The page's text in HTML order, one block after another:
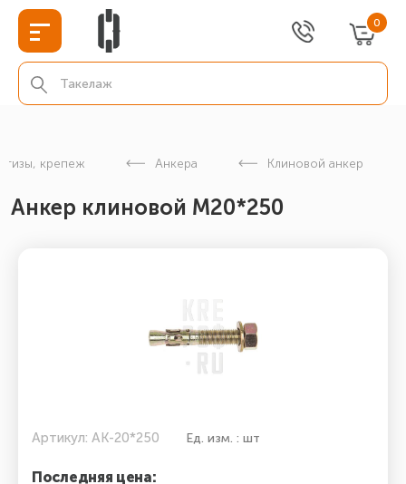
0
крепеж Анкера Клиновой анкер
Анкер клиновой М20*250
Артикул: АК-20*250 Ед. изм. : шт
Последняя цена: